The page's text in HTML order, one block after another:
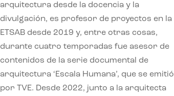
arquitectura desde la docencia y la
divulgación, es profesor de proyectos en la
ETSAB desde 2019 y, entre otras cosas,
durante cuatro temporadas fue asesor de
contenidos de la serie documental de
arquitectura ‘Escala Humana’, que se emitió
por TVE. Desde 2022, junto a la arquitecta